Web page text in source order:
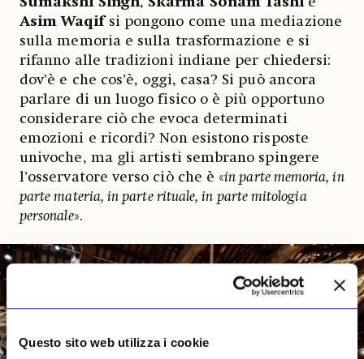
Questo sito web utilizza i cookie
Asim Waqif si pongono come una mediazione
sulla memoria e sulla trasformazione e si
rifanno alle tradizioni indiane per chiedersi:
dov’è e che cos’è, oggi, casa? Si può ancora
parlare di un luogo fisico o è più opportuno
considerare ciò che evoca determinati
emozioni e ricordi? Non esistono risposte
univoche, ma gli artisti sembrano spingere
l’osservatore verso ciò che è «in parte memoria, in
parte materia, in parte rituale, in parte mitologia
personale».